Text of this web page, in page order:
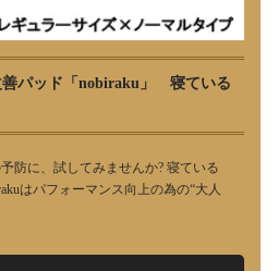
善パッド「nobiraku」 寝ている
防に、試してみませんか? 寝ている
はパフォーマンス向上の為の“大人